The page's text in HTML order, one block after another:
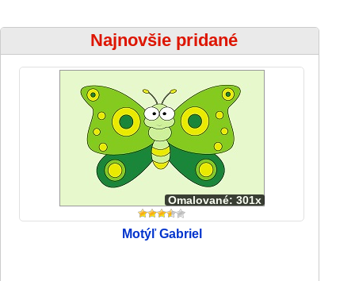
Najnovšie pridané
Omalované: 301x
Motýľ Gabriel